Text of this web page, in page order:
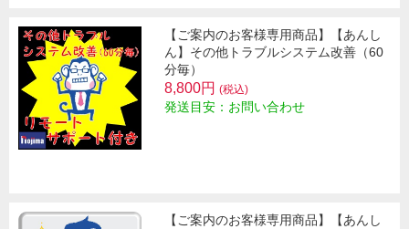
【ご案内のお客様専用商品】【あんし
ん】その他トラブルシステム改善（60
分毎）
8,800円 (税込)
発送目安：お問い合わせ
【ご案内のお客様専用商品】【あんし